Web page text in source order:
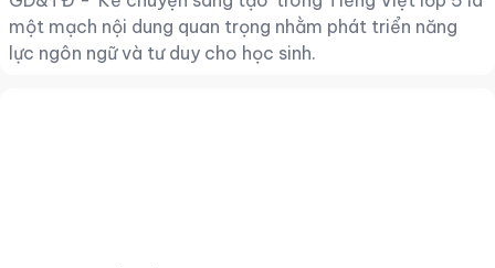
một mạch nội dung quan trọng nhằm phát triển năng
lực ngôn ngữ và tư duy cho học sinh.